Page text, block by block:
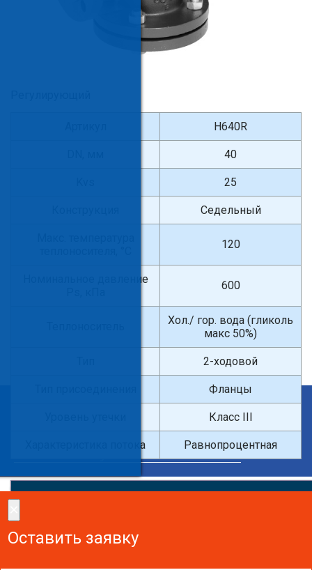
H640R
40
25
Седельный
120
Номинальное давление
600
Хол./ гор. вода (гликоль
макс 50%)
2-ходовой
Фланцы
Класс III
Характеристика потока Равнопроцентная
Оставить заявку
Оставить заявку